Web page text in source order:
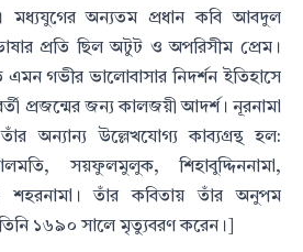
মধ্যযুগের অন্যতমপ্রধান কবি আবদুল
প্রতি ছিল অটুট ও অপরিসীম প্রেম।
এমন গভীরভালোবাসার নিদর্শন ইতিহাসে
প্রজন্মের জন্য কালজয়ী আদর্শ। নূরনামা
তাঁর অন্যান্য উল্লেখযোগ্য কাব্যগ্রন্থ হল:
সয়ফুলমুলুক, শিহাবুদ্দিননামা,
শহরনামা। তাঁর কবিতায় তাঁর অনুপম
তিনি ১৬৯০ সালে মৃত্যুবরণ করেন।]